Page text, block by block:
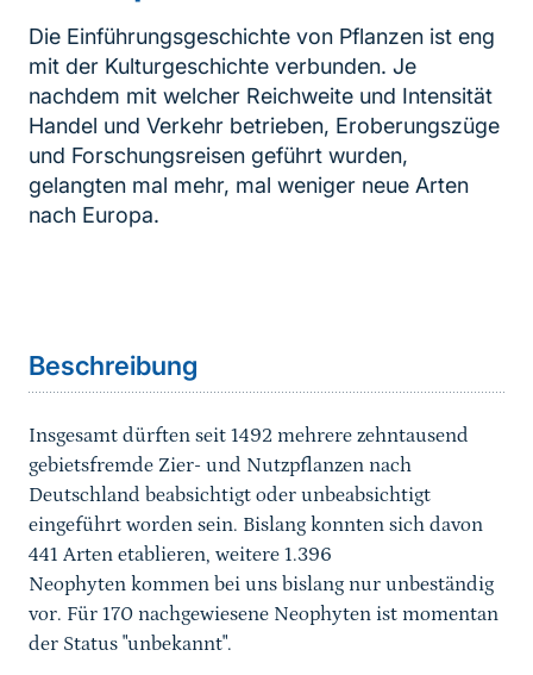
Die Einführungsgeschichte von Pflanzen ist eng
mit der Kulturgeschichte verbunden. Je
nachdem mit welcher Reichweite und Intensität
Handel und Verkehr betrieben, Eroberungszüge
und Forschungsreisen geführt wurden,
gelangten mal mehr, mal weniger neue Arten
nach Europa.
Beschreibung
Insgesamt dürften seit 1492 mehrere zehntausend
gebietsfremde Zier- und Nutzpflanzen nach
Deutschland beabsichtigt oder unbeabsichtigt
eingeführt worden sein. Bislang konnten sich davon
441 Arten etablieren, weitere 1.396
Neophyten kommen bei uns bislang nur unbeständig
vor. Für 170 nachgewiesene Neophyten ist momentan
der Status "unbekannt".